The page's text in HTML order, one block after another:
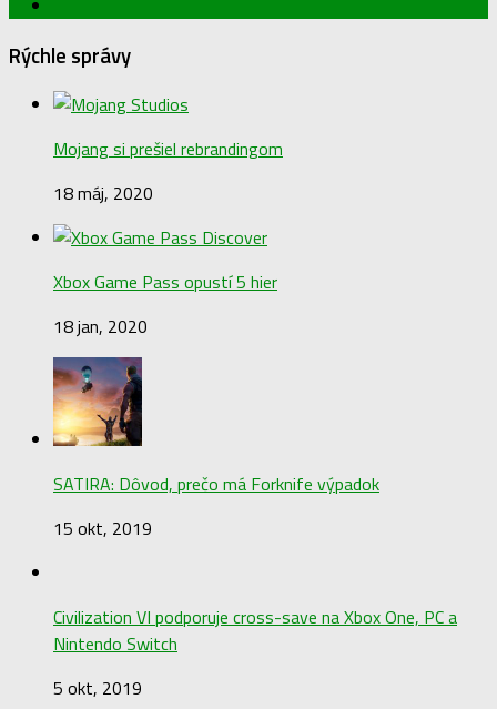
Rýchle správy
Mojang si prešiel rebrandingom
18 máj, 2020
Xbox Game Pass opustí 5 hier
18 jan, 2020
SATIRA: Dôvod, prečo má Forknife výpadok
15 okt, 2019
Civilization VI podporuje cross-save na Xbox One, PC a
Nintendo Switch
5 okt, 2019